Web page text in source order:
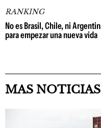
RANKING
No es Brasil, Chile, ni
para empezar una nueva vida
MAS